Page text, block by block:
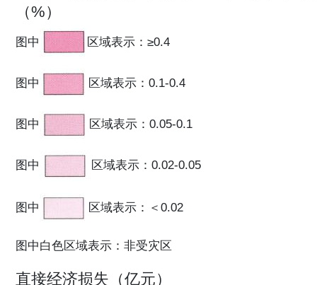
（%）
图中 区域表示：≥0.4
图中 区域表示：0.1-0.4
图中 区域表示：0.05-0.1
图中 区域表示：0.02-0.05
图中 区域表示：＜0.02
图中白色区域表示：非受灾区
直接经济损失（亿元）